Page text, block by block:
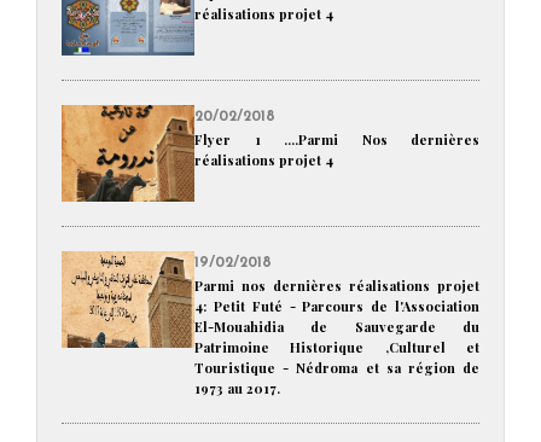
réalisations projet 4
20/02/2018
Flyer 1 ....Parmi Nos dernières
réalisations projet 4
19/02/2018
Parmi nos dernières réalisations projet
4: Petit Futé - Parcours de l'Association
El-Mouahidia de Sauvegarde du
Patrimoine Historique ,Culturel et
Touristique - Nédroma et sa région de
1973 au 2017.